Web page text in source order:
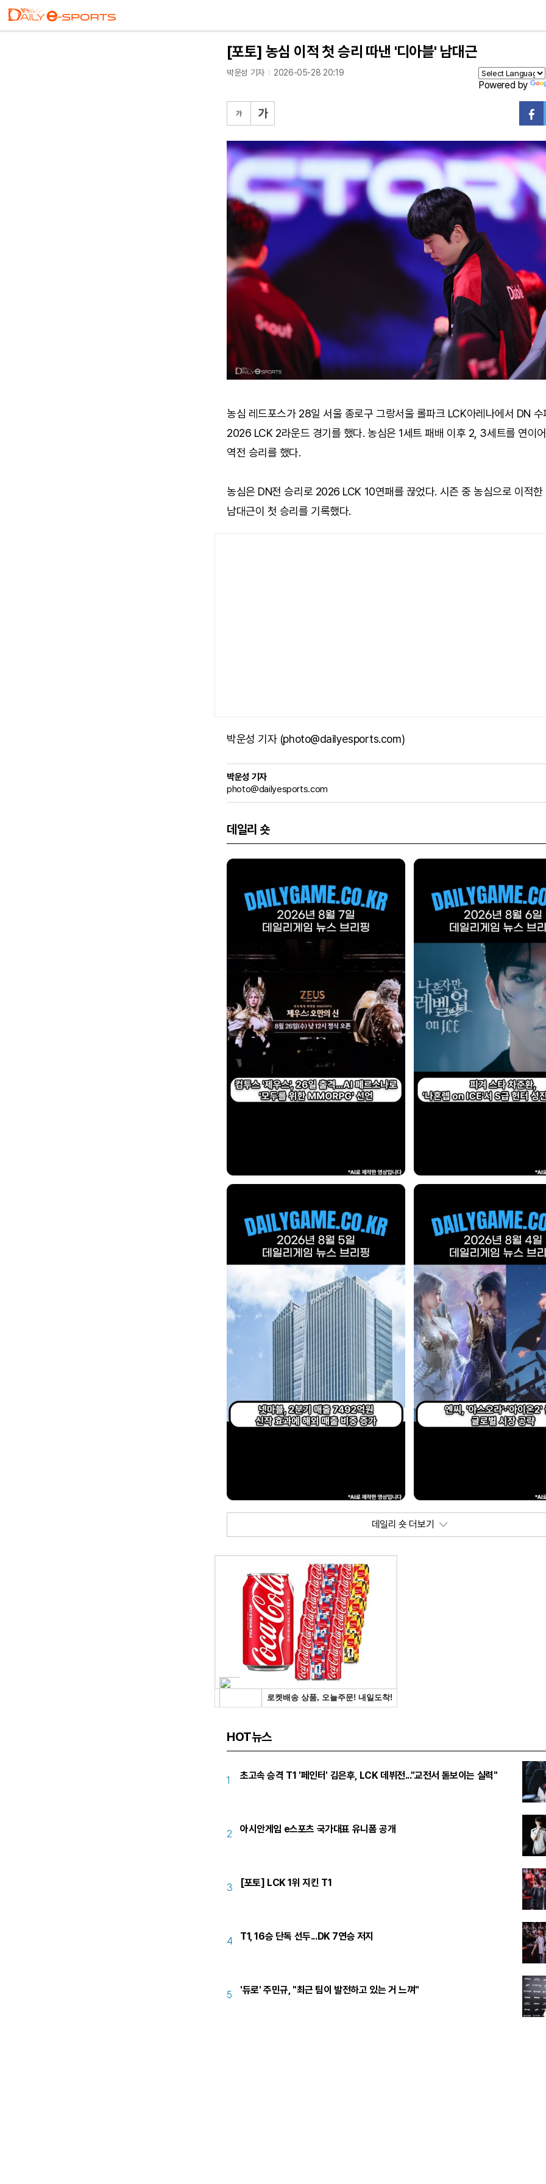
[포토] 농심 이적 첫 승리 따낸 '디아블' 남대근
박운성 기자 2026-05-28 20:19
Powered by
농심 레드포스가 28일 서울 종로구 그랑서울 롤파크 LCK아레나에서 DN 수
2026 LCK 2라운드 경기를 했다. 농심은 1세트 패배 이후 2, 3세트를 연이
역전 승리를 했다.
농심은 DN전 승리로 2026 LCK 10연패를 끊었다. 시즌 중 농심으로 이적한
남대근이 첫 승리를 기록했다.
박운성 기자 (photo@dailyesports.com)
박운성 기자
photo@dailyesports.com
데일리 숏
데일리 숏 더보기
HOT뉴스
1 초고속 승격 T1 '페인터' 김은후, LCK 데뷔전..."교전서 돋보이는 실력"
2 아시안게임 e스포츠 국가대표 유니폼 공개
3 [포토] LCK 1위 지킨 T1
4 T1, 16승 단독 선두...DK 7연승 저지
5 '듀로' 주민규, "최근 팀이 발전하고 있는 거 느껴"